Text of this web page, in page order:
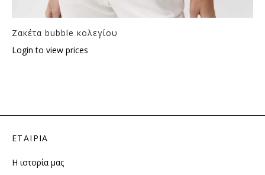
Ζακέτα bubble κολεγίου
Login to view prices
ΕΤΑΙΡΙΑ
Η ιστορία μας